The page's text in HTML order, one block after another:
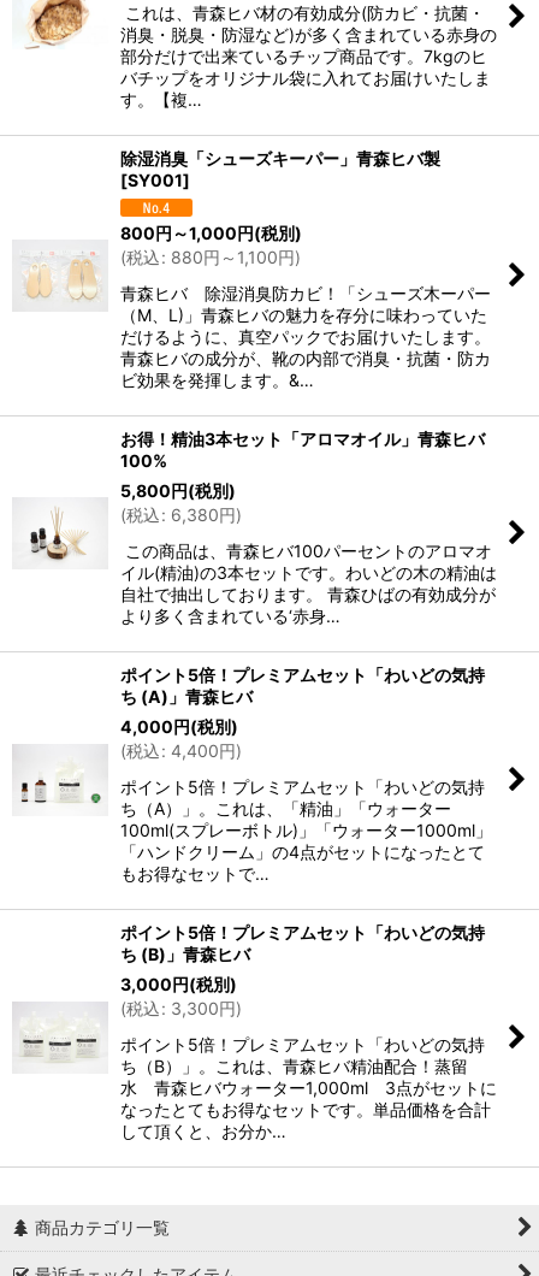
これは、青森ヒバ材の有効成分(防カビ・抗菌・
消臭・脱臭・防湿など)が多く含まれている赤身の
部分だけで出来ているチップ商品です。7kgのヒ
バチップをオリジナル袋に入れてお届けいたしま
す。【複…
除湿消臭「シューズキーパー」青森ヒバ製
[SY001]
800円 ～1,000円(税別)
(税込: 880円 ～1,100円)
青森ヒバ 除湿消臭防カビ！「シューズ木ーパー
（M、L)」青森ヒバの魅力を存分に味わっていた
だけるように、真空パックでお届けいたします。
青森ヒバの成分が、靴の内部で消臭・抗菌・防カ
ビ効果を発揮します。&…
お得！精油3本セット「アロマオイル」青森ヒバ
100%
5,800円(税別)
(税込: 6,380円)
この商品は、青森ヒバ100パーセントのアロマオ
イル(精油)の3本セットです。わいどの木の精油は
自社で抽出しております。 青森ひばの有効成分が
より多く含まれている‘赤身…
ポイント5倍！プレミアムセット「わいどの気持
ち (A)」青森ヒバ
4,000円(税別)
(税込: 4,400円)
ポイント5倍！プレミアムセット「わいどの気持
ち（A）」。これは、「精油」「ウォーター
100ml(スプレーボトル)」「ウォーター1000ml」
「ハンドクリーム」の4点がセットになったとて
もお得なセットで…
ポイント5倍！プレミアムセット「わいどの気持
ち (B)」青森ヒバ
3,000円(税別)
(税込: 3,300円)
ポイント5倍！プレミアムセット「わいどの気持
ち（B）」。これは、青森ヒバ精油配合！蒸留
水 青森ヒバウォーター1,000ml 3点がセットに
なったとてもお得なセットです。単品価格を合計
して頂くと、お分か…
商品カテゴリ一覧